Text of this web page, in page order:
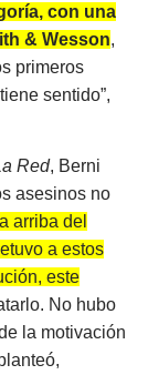
con una
& Wesson,
primeros
sentido”,
Red, Berni
asesinos no
arriba del
a estos
este
No hubo
la motivación